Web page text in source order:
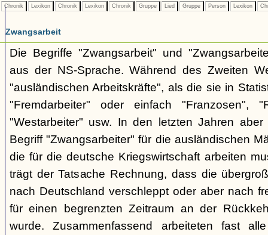
Chronik Lexikon Chronik Lexikon Chronik Gruppe Lied Gruppe Person Lexikon
Zwangsarbeit
Die Begriffe "Zwangsarbeit" und
aus der NS-Sprache. Während des Zweiten
"ausländischen Arbeitskräfte", als die sie in
"Fremdarbeiter" oder einfach "Franzosen",
"Westarbeiter" usw. In den letzten Jahren
Begriff "Zwangsarbeiter" für die ausländischen
die für die deutsche Kriegswirtschaft arbeiten
trägt der Tatsache Rechnung, dass die
nach Deutschland verschleppt oder aber nach
für einen begrenzten Zeitraum an der
wurde. Zusammenfassend arbeiteten fast